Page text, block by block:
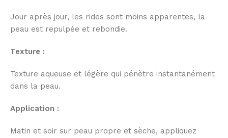
Jour après jour, les rides sont moins apparentes, la
peau est repulpée et rebondie.
Texture :
Texture aqueuse et légère qui pénètre instantanément
dans la peau.
Application :
Matin et soir sur peau propre et sèche, appliquez